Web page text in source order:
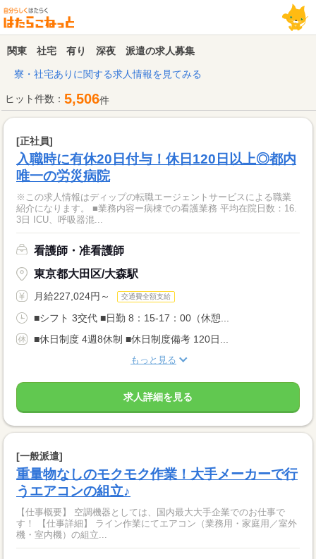
関東 社宅 有り 深夜 派遣の求人募集
寮・社宅ありに関する求人情報を見てみる
ヒット件数： 5,506件
[正社員]
入職時に有休20日付与！休日120日以上◎都内
唯一の労災病院
※この求人情報はディップの転職エージェントサービスによる職業
紹介になります。 ■業務内容ー病棟での看護業務 平均在院日数：16.
3日 ICU、呼吸器混...
看護師・准看護師
東京都大田区/大森駅
月給227,024円～ 交通費全額支給
■シフト 3交代 ■日勤 8：15-17：00（休憩...
■休日制度 4週8休制 ■休日制度備考 120日...
もっと見る
求人詳細を見る
[一般派遣]
重量物なしのモクモク作業！大手メーカーで行
うエアコンの組立♪
【仕事概要】 空調機器としては、国内最大大手企業でのお仕事で
す！ 【仕事詳細】 ライン作業にてエアコン（業務用・家庭用／室外
機・室内機）の組立...